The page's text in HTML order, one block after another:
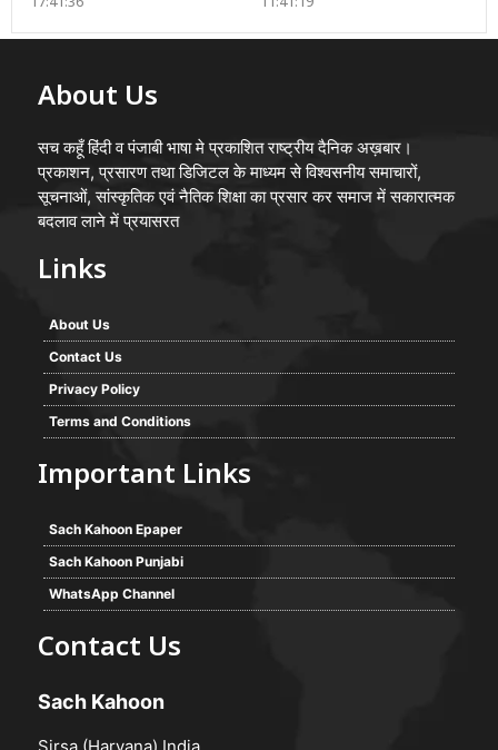
17:41:36
11:41:19
About Us
सच कहूँ हिंदी व पंजाबी भाषा मे प्रकाशित राष्ट्रीय दैनिक अख़बार।
प्रकाशन, प्रसारण तथा डिजिटल के माध्यम से विश्वसनीय समाचारों,
सूचनाओं, सांस्कृतिक एवं नैतिक शिक्षा का प्रसार कर समाज में सकारात्मक
बदलाव लाने में प्रयासरत
Links
About Us
Contact Us
Privacy Policy
Terms and Conditions
Important Links
Sach Kahoon Epaper
Sach Kahoon Punjabi
WhatsApp Channel
Contact Us
Sach Kahoon